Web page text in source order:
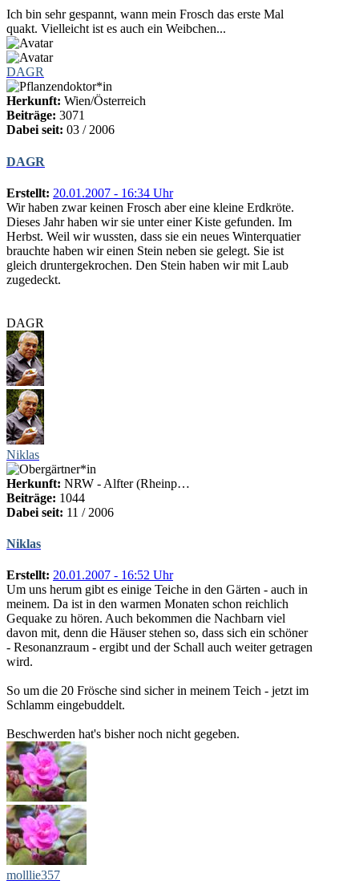
Ich bin sehr gespannt, wann mein Frosch das erste Mal
quakt. Vielleicht ist es auch ein Weibchen...
DAGR
Herkunft: Wien/Österreich
Beiträge: 3071
Dabei seit: 03 / 2006
DAGR
Erstellt: 20.01.2007 - 16:34 Uhr
Wir haben zwar keinen Frosch aber eine kleine Erdkröte.
Dieses Jahr haben wir sie unter einer Kiste gefunden. Im
Herbst. Weil wir wussten, dass sie ein neues Winterquatier
brauchte haben wir einen Stein neben sie gelegt. Sie ist
gleich druntergekrochen. Den Stein haben wir mit Laub
zugedeckt.
DAGR
Niklas
Herkunft: NRW - Alfter (Rheinp…
Beiträge: 1044
Dabei seit: 11 / 2006
Niklas
Erstellt: 20.01.2007 - 16:52 Uhr
Um uns herum gibt es einige Teiche in den Gärten - auch in
meinem. Da ist in den warmen Monaten schon reichlich
Gequake zu hören. Auch bekommen die Nachbarn viel
davon mit, denn die Häuser stehen so, dass sich ein schöner
- Resonanzraum - ergibt und der Schall auch weiter getragen
wird.
So um die 20 Frösche sind sicher in meinem Teich - jetzt im
Schlamm eingebuddelt.
Beschwerden hat's bisher noch nicht gegeben.
molllie357